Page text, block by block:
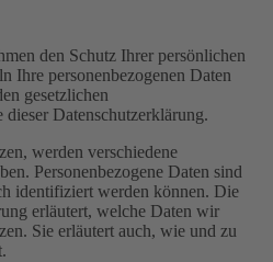
den Schutz Ihrer persönlichen
Ihre personenbezogenen Daten
gesetzlichen
Datenschutzerklärung.
werden verschiedene
Personenbezogene Daten sind
identifiziert werden können. Die
erläutert, welche Daten wir
Sie erläutert auch, wie und zu